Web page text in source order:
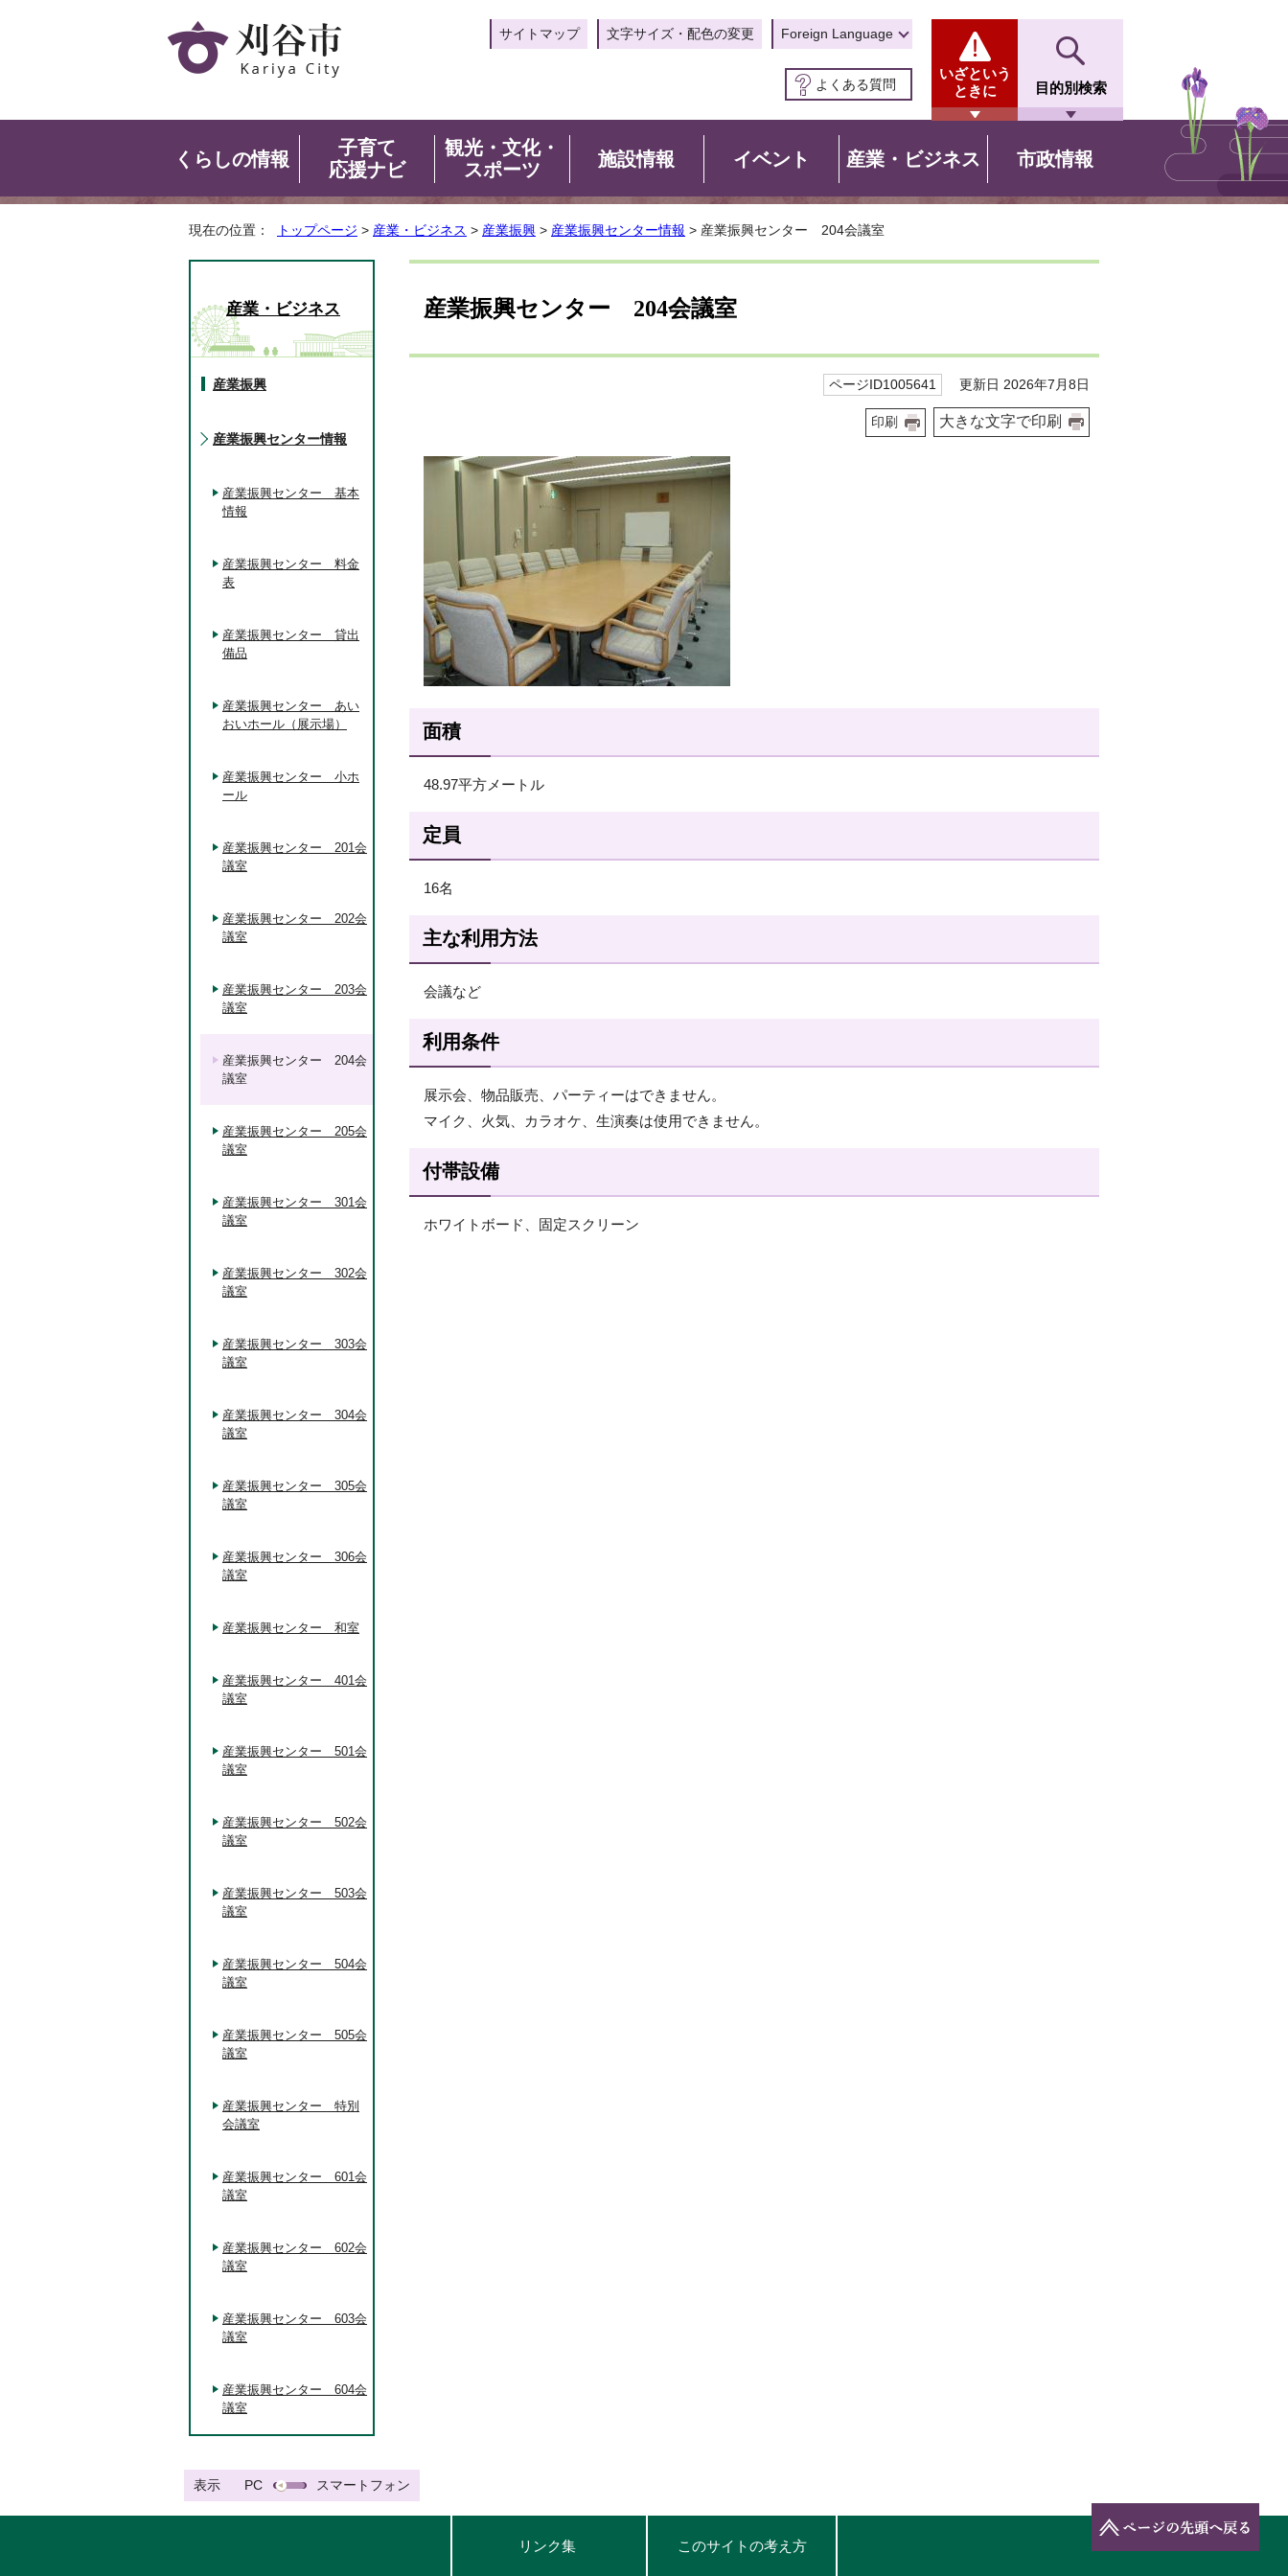
サイトマップ 文字サイズ・配色の変更 Foreign Language
よくある質問
いざという
ときに
目的別検索
くらしの情報
子育て
応援ナビ
観光・文化・
スポーツ
施設情報 イベント 産業・ビジネス 市政情報
現在の位置： トップページ > 産業・ビジネス > 産業振興 > 産業振興センター情報 > 産業振興センター 204会議室
産業振興センター 204会議室
ページID1005641 更新日 2026年7月8日
印刷 大きな文字で印刷
面積
48.97平方メートル
定員
16名
主な利用方法
会議など
利用条件
展示会、物品販売、パーティーはできません。
マイク、火気、カラオケ、生演奏は使用できません。
付帯設備
ホワイトボード、固定スクリーン
産業・ビジネス
産業振興
産業振興センター情報
産業振興センター 基本
情報
産業振興センター 料金
表
産業振興センター 貸出
備品
産業振興センター あい
おいホール（展示場）
産業振興センター 小ホ
ール
産業振興センター 201会
議室
産業振興センター 202会
議室
産業振興センター 203会
議室
産業振興センター 204会
議室
産業振興センター 205会
議室
産業振興センター 301会
議室
産業振興センター 302会
議室
産業振興センター 303会
議室
産業振興センター 304会
議室
産業振興センター 305会
議室
産業振興センター 306会
議室
産業振興センター 和室
産業振興センター 401会
議室
産業振興センター 501会
議室
産業振興センター 502会
議室
産業振興センター 503会
議室
産業振興センター 504会
議室
産業振興センター 505会
議室
産業振興センター 特別
会議室
産業振興センター 601会
議室
産業振興センター 602会
議室
産業振興センター 603会
議室
産業振興センター 604会
議室
表示 PC スマートフォン
リンク集 このサイトの考え方